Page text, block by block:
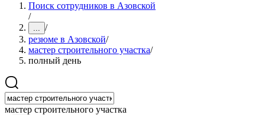
Поиск сотрудников в Азовской
/
... /
резюме в Азовской/
мастер строительного участка/
полный день
мастер строительного участка